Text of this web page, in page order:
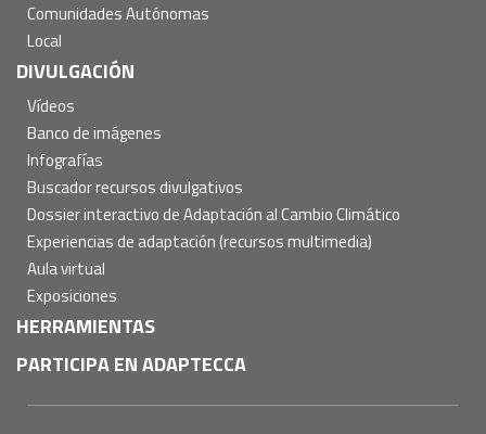
Comunidades Autónomas
Local
DIVULGACIÓN
Vídeos
Banco de imágenes
Infografías
Buscador recursos divulgativos
Dossier interactivo de Adaptación al Cambio Climático
Experiencias de adaptación (recursos multimedia)
Aula virtual
Exposiciones
HERRAMIENTAS
PARTICIPA EN ADAPTECCA